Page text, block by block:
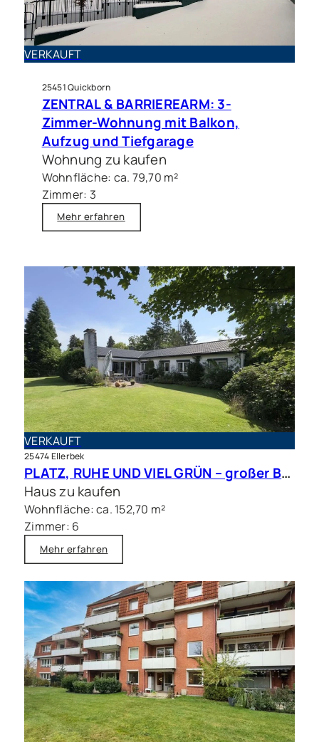
Haus zu kaufen in
Kaltenkirchen
Potenzial pur: Einfamilienhaus
mit Wintergarten sucht
kreative Hand!
VERKAUFT
25451 Quickborn
ZENTRAL & BARRIEREARM: 3-
Zimmer-Wohnung mit Balkon,
Aufzug und Tiefgarage
Wohnung zu kaufen
Wohnfläche: ca. 79,70 m²
Zimmer: 3
Mehr erfahren
VERKAUFT
25474 Ellerbek
PLATZ, RUHE UND VIEL GRÜN – großer Bungalow mit Traumgrundstück in bester Lage
Haus zu kaufen
Wohnfläche: ca. 152,70 m²
Zimmer: 6
Mehr erfahren